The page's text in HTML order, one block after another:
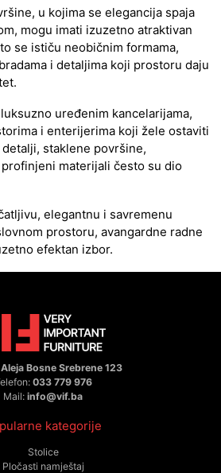
u kojima se elegancija spaja
mogu imati izuzetno atraktivan
se ističu neobičnim formama,
i detaljima koji prostoru daju
uređenim kancelarijama,
i enterijerima koji žele ostaviti
staklene površine,
materijali često su dio
elegantnu i savremenu
prostoru, avangardne radne
efektan izbor.
Aleja Bosne Srebrene 123
033 779 976
Mail: info@vif.ba
kategorije
Stolice
Pločasti namještaj